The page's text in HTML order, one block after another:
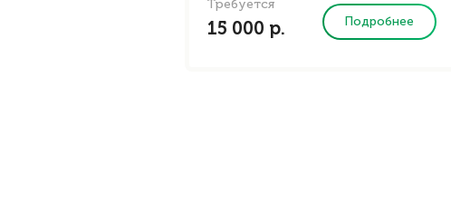
Требуется
15 000 р. Подробнее